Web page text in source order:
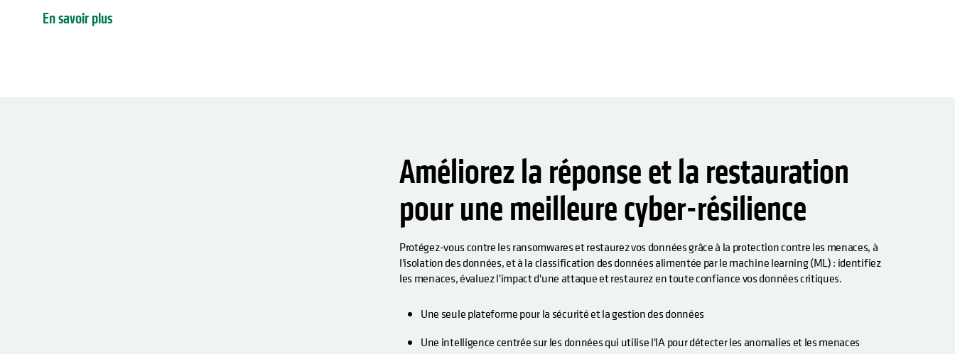
En savoir plus
Améliorez la réponse et la restauration
pour une meilleure cyber-résilience
Protégez-vous contre les ransomwares et restaurez vos données grâce à la protection contre les menaces, à
l'isolation des données, et à la classification des données alimentée par le machine learning (ML) : identifiez
les menaces, évaluez l'impact d'une attaque et restaurez en toute confiance vos données critiques.
Une seule plateforme pour la sécurité et la gestion des données
Une intelligence centrée sur les données qui utilise l'IA pour détecter les anomalies et les menaces